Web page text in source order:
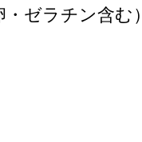
ゼラチン含む）